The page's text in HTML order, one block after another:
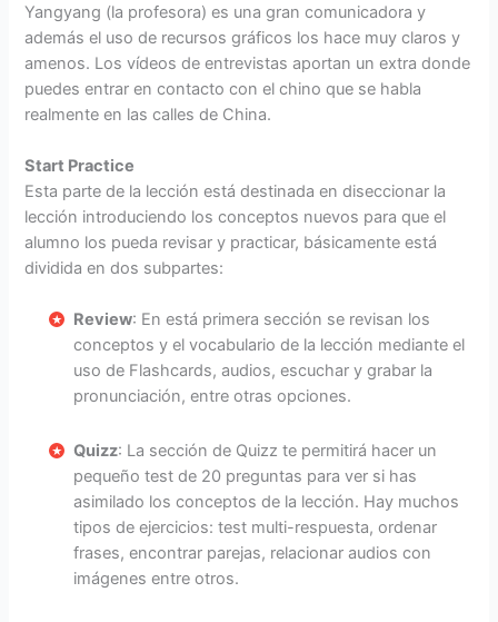
Yangyang (la profesora) es una gran comunicadora y
además el uso de recursos gráficos los hace muy claros y
amenos. Los vídeos de entrevistas aportan un extra donde
puedes entrar en contacto con el chino que se habla
realmente en las calles de China.
Start Practice
Esta parte de la lección está destinada en diseccionar la
lección introduciendo los conceptos nuevos para que el
alumno los pueda revisar y practicar, básicamente está
dividida en dos subpartes:
Review: En está primera sección se revisan los
conceptos y el vocabulario de la lección mediante el
uso de Flashcards, audios, escuchar y grabar la
pronunciación, entre otras opciones.
Quizz: La sección de Quizz te permitirá hacer un
pequeño test de 20 preguntas para ver si has
asimilado los conceptos de la lección. Hay muchos
tipos de ejercicios: test multi-respuesta, ordenar
frases, encontrar parejas, relacionar audios con
imágenes entre otros.